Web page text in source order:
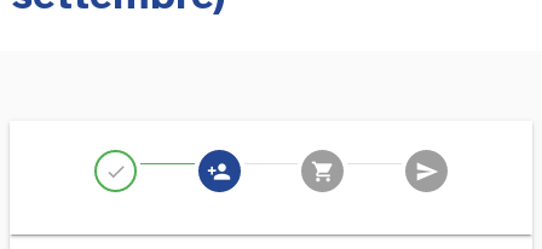
check person_add shopping_cart send